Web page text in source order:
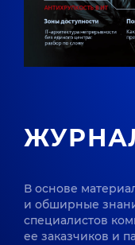
В основе
и обширные
специалистов
ее заказчиков и